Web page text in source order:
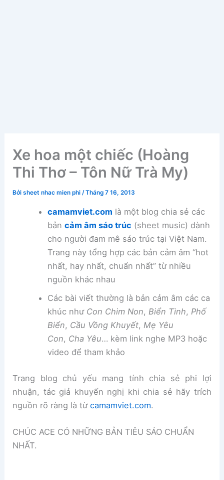
Xe hoa một chiếc (Hoàng
Thi Thơ – Tôn Nữ Trà My)
Bởisheet nhac mien phi/Tháng 7 16, 2013
camamviet.com là một blog chia sẻ các
bản cảm âm sáo trúc (sheet music) dành
cho người đam mê sáo trúc tại Việt Nam.
Trang này tổng hợp các bản cảm âm “hot
nhất, hay nhất, chuẩn nhất” từ nhiều
nguồn khác nhau
Các bài viết thường là bản cảm âm các ca
khúc như Con Chim Non, Biển Tình, Phố
Biển, Cầu Vồng Khuyết, Mẹ Yêu
Con, Cha Yêu… kèm link nghe MP3 hoặc
video để tham khảo
Trang blog chủ yếu mang tính chia sẻ phi lợi
nhuận, tác giả khuyến nghị khi chia sẻ hãy trích
nguồn rõ ràng là từcamamviet.com.
CHÚC ACE CÓ NHỮNG BẢN TIÊU SÁO CHUẨN
NHẤT.